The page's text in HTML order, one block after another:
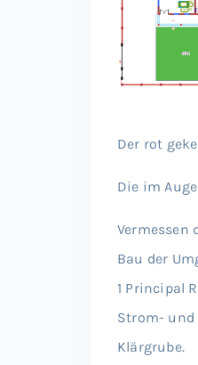
Der rot
Die im
Vermessen
Bau der
1 Principal
Strom- und
Klärgrube.